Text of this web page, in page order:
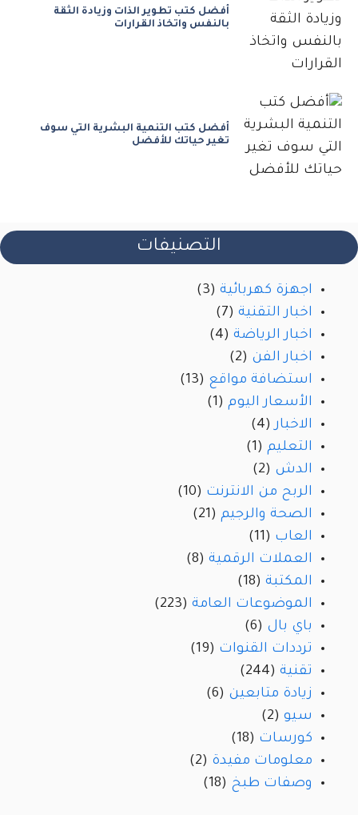
أفضل كتب تطوير الذات وزيادة الثقة
بالنفس واتخاذ القرارات
أفضل كتب التنمية البشرية التي سوف
تغير حياتك للأفضل
التصنيفات
اجهزة كهربائية (3)
اخبار التقنية (7)
اخبار الرياضة (4)
اخبار الفن (2)
استضافة مواقع (13)
الأسعار اليوم (1)
الاخبار(4)
التعليم (1)
الدش (2)
الربح من الانترنت (10)
الصحة والرجيم (21)
العاب (11)
العملات الرقمية (8)
المكتبة (18)
الموضوعات العامة (223)
باي بال (6)
ترددات القنوات (19)
تقنية (244)
زيادة متابعين (6)
سيو (2)
كورسات (18)
معلومات مفيدة (2)
وصفات طبخ (18)